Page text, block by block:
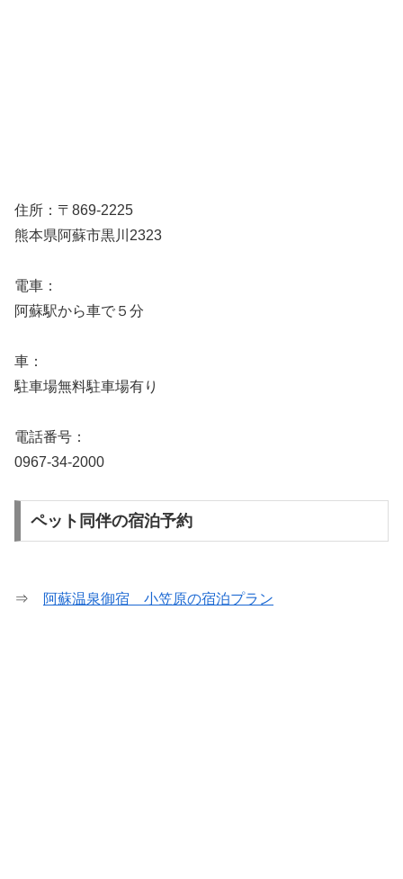
住所：〒869-2225
熊本県阿蘇市黒川2323
電車：
阿蘇駅から車で５分
車：
駐車場無料駐車場有り
電話番号：
0967-34-2000
ペット同伴の宿泊予約
⇒ 阿蘇温泉御宿 小笠原の宿泊プラン